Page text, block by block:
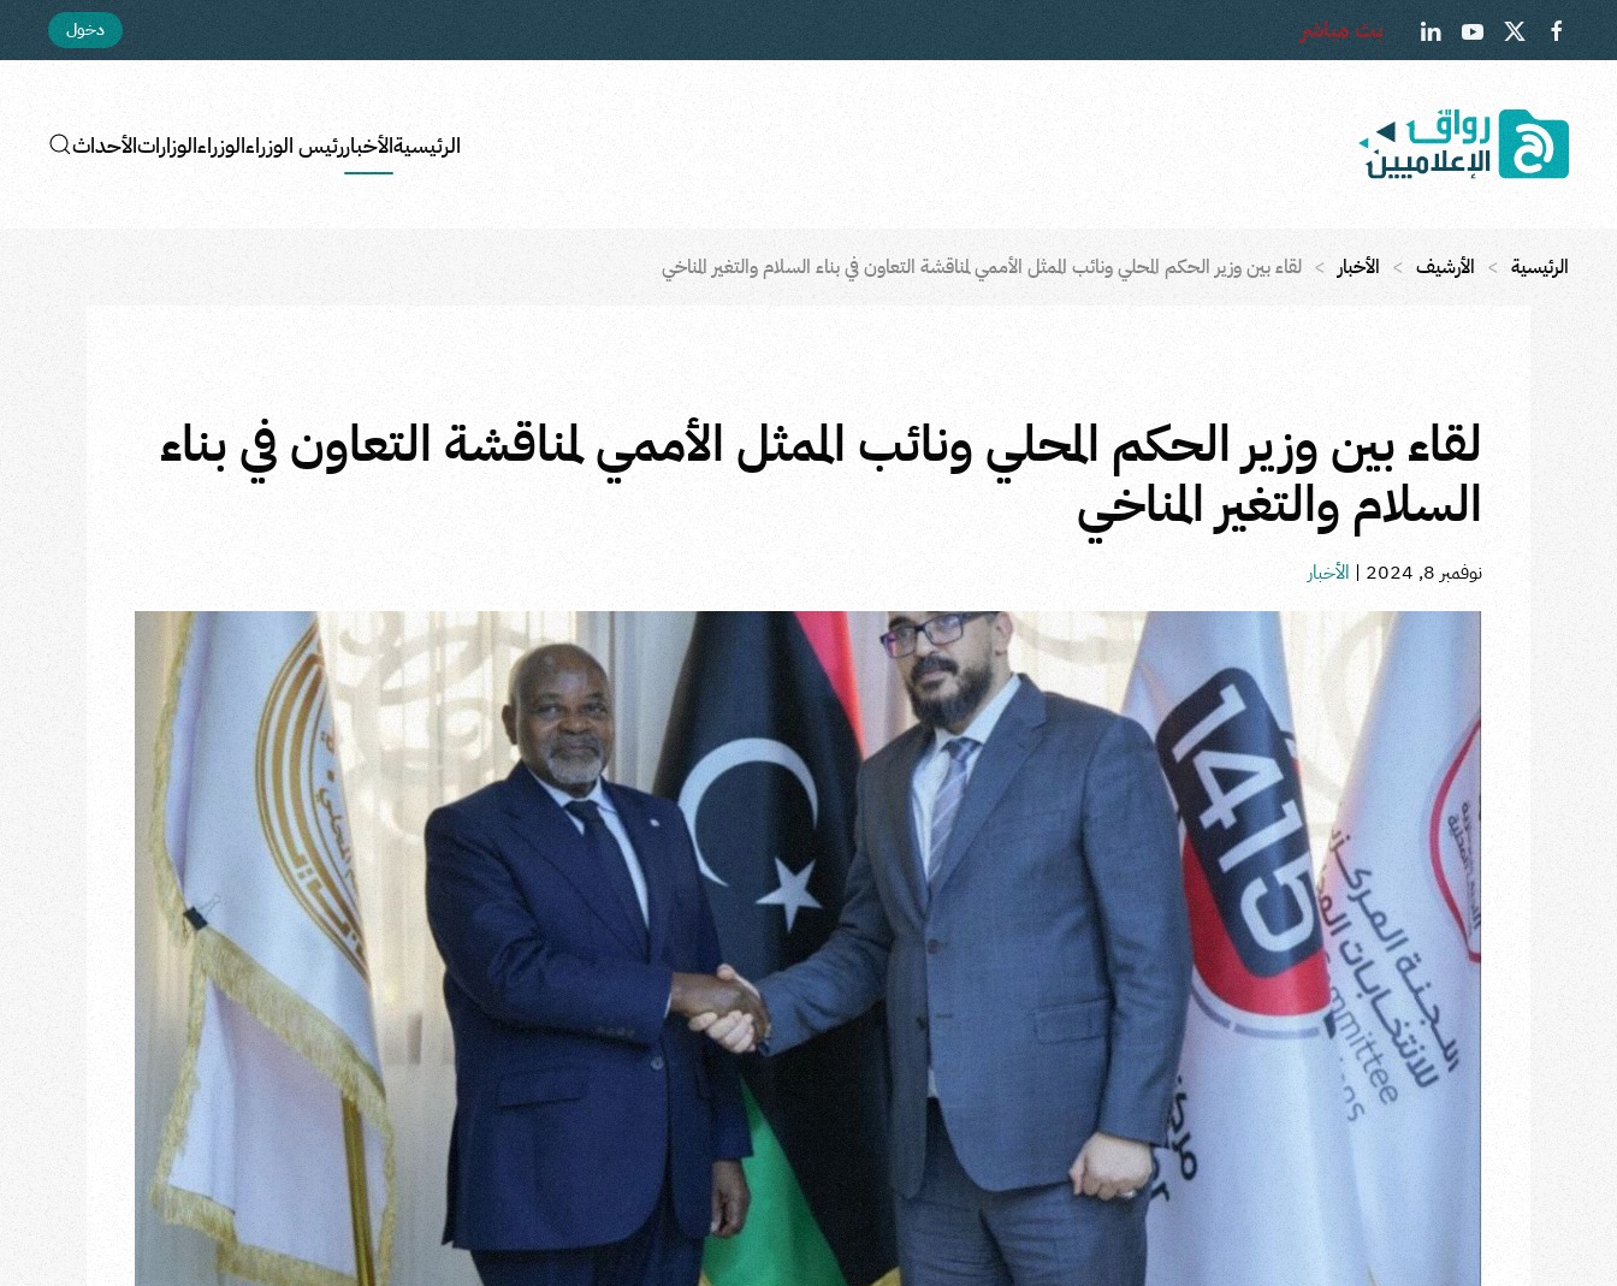
Skip to main content
بث مباشر دخول
الرئيسيةالأخباررئيس الوزراءالوزراءالوزاراتالأحداث
الرئيسية الأرشيف الأخبار لقاء بين وزير الحكم المحلي ونائب الممثل الأممي لمناقشة التعاون في بناء السلام والتغير المناخي
لقاء بين وزير الحكم المحلي ونائب الممثل الأممي لمناقشة التعاون في بناء
السلام والتغير المناخي
نوفمبر 8, 2024 | الأخبار